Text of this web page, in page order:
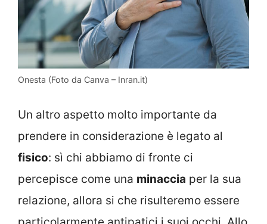
Onesta (Foto da Canva – Inran.it)
Un altro aspetto molto importante da
prendere in considerazione è legato al
fisico: sì chi abbiamo di fronte ci
percepisce come una minaccia per la sua
relazione, allora si che risulteremo essere